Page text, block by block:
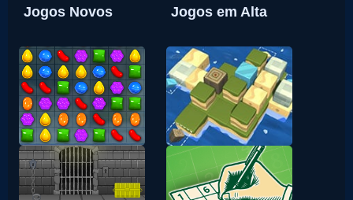
Jogos Novos Jogos em Alta